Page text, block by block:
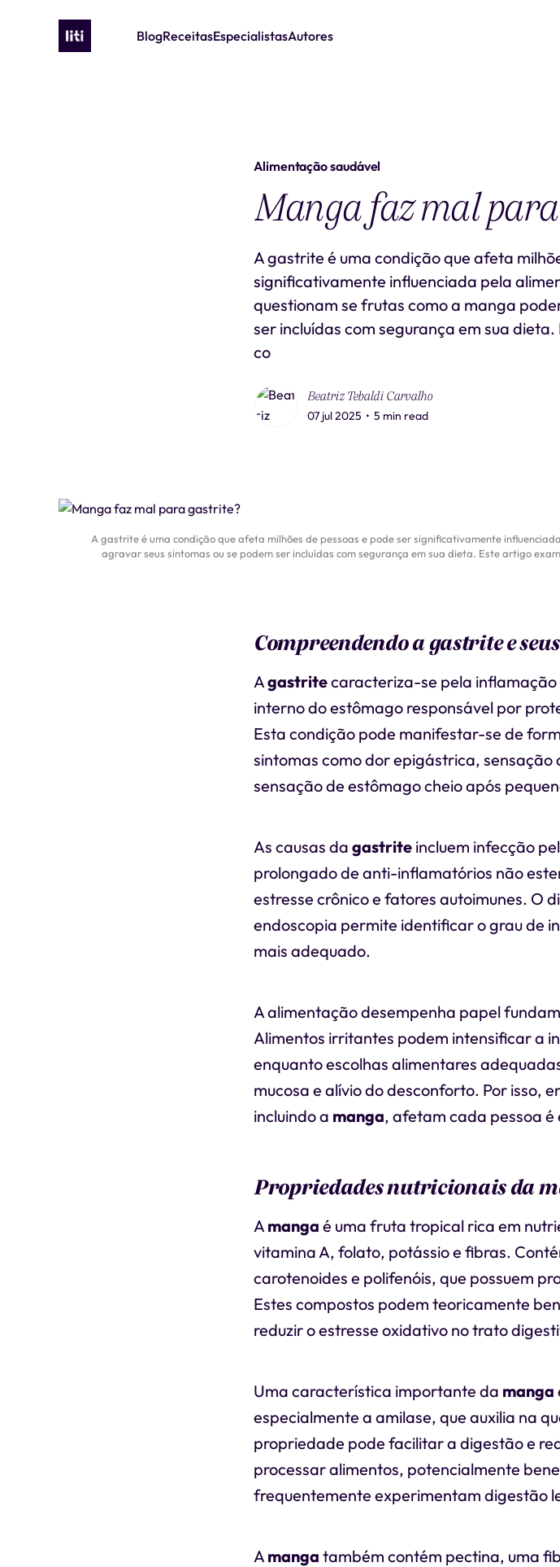
BlogReceitasEspecialistasAutores
Alimentação saudável
Manga faz mal
A gastrite é uma condição que afeta
significativamente influenciada pela
questionam se frutas como a manga
ser incluídas com segurança em sua
co
Beatriz Tebaldi Carvalho
07 jul 2025 • 5 min read
A gastrite é uma condição que afeta milhões de pessoas e pode ser significativamente
agravar seus sintomas ou se podem ser incluídas com segurança em sua dieta. Este artigo
Compreendendo a gastrite e
Agastritecaracteriza-se pela
interno do estômago responsável por
Esta condição pode manifestar-se de
sintomas como dor epigástrica, sensação
sensação de estômago cheio após
As causas da gastrite incluem infecção
prolongado de anti-inflamatórios não
estresse crônico e fatores autoimunes. O
endoscopia permite identificar o grau de
mais adequado.
A alimentação desempenha papel
Alimentos irritantes podem intensificar a
enquanto escolhas alimentares
mucosa e alívio do desconforto. Por isso,
incluindo a manga, afetam cada pessoa é
Propriedades nutricionais da
A manga é uma fruta tropical rica em
vitamina A, folato, potássio e fibras.
carotenoides e polifenóis, que possuem
Estes compostos podem teoricamente
reduzir o estresse oxidativo no trato
Uma característica importante da manga
especialmente a amilase, que auxilia na
propriedade pode facilitar a digestão e
processar alimentos, potencialmente
frequentemente experimentam digestão
A manga também contém pectina, uma